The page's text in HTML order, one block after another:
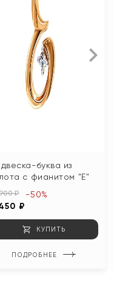
буква из
с фианитом "Е"
₽
₽
-50%
КУПИТЬ
ПОДРОБНЕЕ